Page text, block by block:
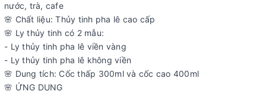
nước, trà, cafe
🌸 Chất liệu: Thủy tinh pha lê cao cấp
🌸 Ly thủy tinh có 2 mẫu:
- Ly thủy tinh pha lê viền vàng
- Ly thủy tinh pha lê không viền
🌸 Dung tích: Cốc thấp 300ml và cốc cao 400ml
🌸 ỨNG DỤNG